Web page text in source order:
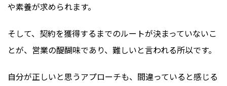
や素養が求められます。
そして、契約を獲得するまでのルートが決まっていないこ
とが、営業の醍醐味であり、難しいと言われる所以です。
自分が正しいと思うアプローチも、間違っていると感じる